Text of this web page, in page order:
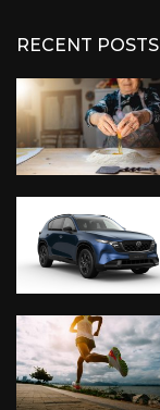
RECENT POSTS